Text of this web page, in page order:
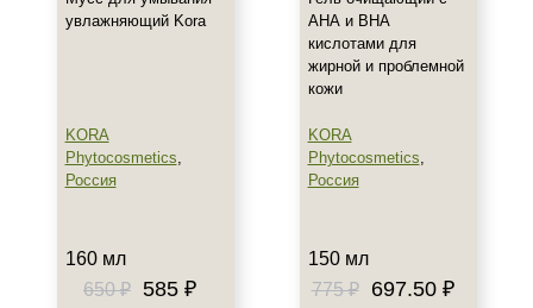
Мусс
Пенка
Домашняя
Профессиональная
увлажняющий Kora
KORA
Phytocosmetics,
Россия
160 мл
650 ₽ 585 ₽
АНА и ВНА
кислотами для
жирной и проблемной
кожи
KORA
Phytocosmetics,
Россия
150 мл
775 ₽
697.50 ₽